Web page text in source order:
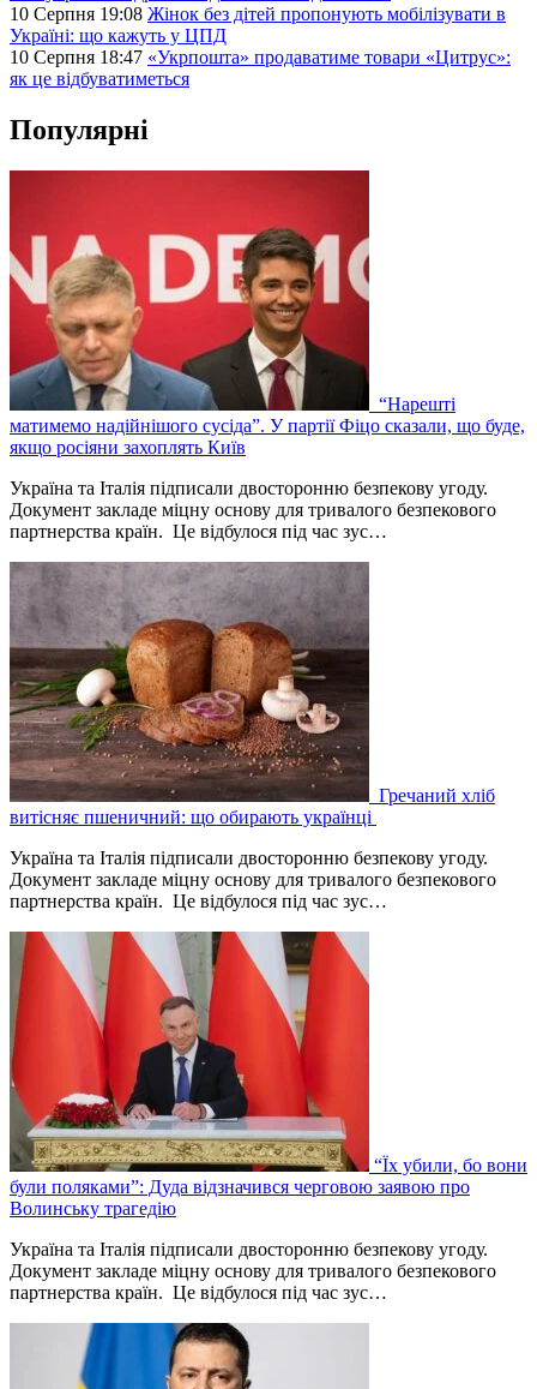
10 Серпня 19:08 Жінок без дітей пропонують мобілізувати в
Україні: що кажуть у ЦПД
10 Серпня 18:47 «Укрпошта» продаватиме товари «Цитрус»:
як це відбуватиметься
Популярні
“Нарешті
матимемо надійнішого сусіда”. У партії Фіцо сказали, що буде,
якщо росіяни захоплять Київ
Україна та Італія підписали двосторонню безпекову угоду.
Документ закладе міцну основу для тривалого безпекового
партнерства країн. Це відбулося під час зус…
Гречаний хліб
витісняє пшеничний: що обирають українці
Україна та Італія підписали двосторонню безпекову угоду.
Документ закладе міцну основу для тривалого безпекового
партнерства країн. Це відбулося під час зус…
“Їх убили, бо вони
були поляками”: Дуда відзначився черговою заявою про
Волинську трагедію
Україна та Італія підписали двосторонню безпекову угоду.
Документ закладе міцну основу для тривалого безпекового
партнерства країн. Це відбулося під час зус…